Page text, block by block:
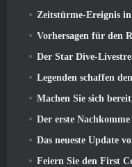
Zeitstürme-Ereignis
Vorhersagen für den
Der Star Dive-Livestream bietet
Legenden schaffen
Machen Sie sich bereit, den Weisen in Old
Der erste
Das neueste Update von
Feiern Sie den First Contact Day in Star Trek